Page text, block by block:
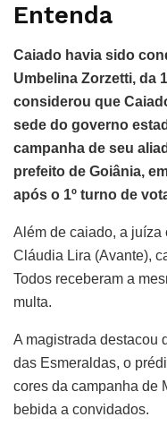
Entenda
Caiado havia sido
Umbelina Zorzetti, da
considerou que
sede do governo
campanha de seu
prefeito de Goiânia,
após o 1º turno de
Além de caiado, a juíza
Cláudia Lira (Avante),
Todos receberam a
multa.
A magistrada destacou
das Esmeraldas, o
cores da campanha de
bebida a convidados.